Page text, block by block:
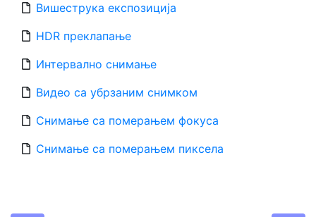
Вишеструка експозиција
HDR преклапање
Интервално снимање
Видео са убрзаним снимком
Снимање са померањем фокуса
Снимање са померањем пиксела